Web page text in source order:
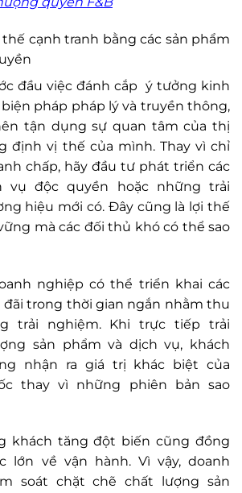
thế cạnh tranh bằng các sản phẩm
đầu việc đánh cắp ý tưởng kinh
pháp pháp lý và truyền thông,
tận dụng sự quan tâm của thị
định vị thế của mình. Thay vì chỉ
chấp, hãy đầu tư phát triển các
vụ độc quyền hoặc những trải
hiệu mới có. Đây cũng là lợi thế
mà các đối thủ khó có thể sao
nghiệp có thể triển khai các
trong thời gian ngắn nhằm thu
trải nghiệm. Khi trực tiếp trải
sản phẩm và dịch vụ, khách
nhận ra giá trị khác biệt của
thay vì những phiên bản sao
khách tăng đột biến cũng đồng
lớn về vận hành. Vì vậy, doanh
soát chặt chẽ chất lượng sản